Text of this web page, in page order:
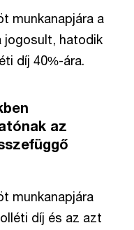
munkanapjára a
jogosult, hatodik
díj 40%-ára.
az
munkanapjára
díj és az azt